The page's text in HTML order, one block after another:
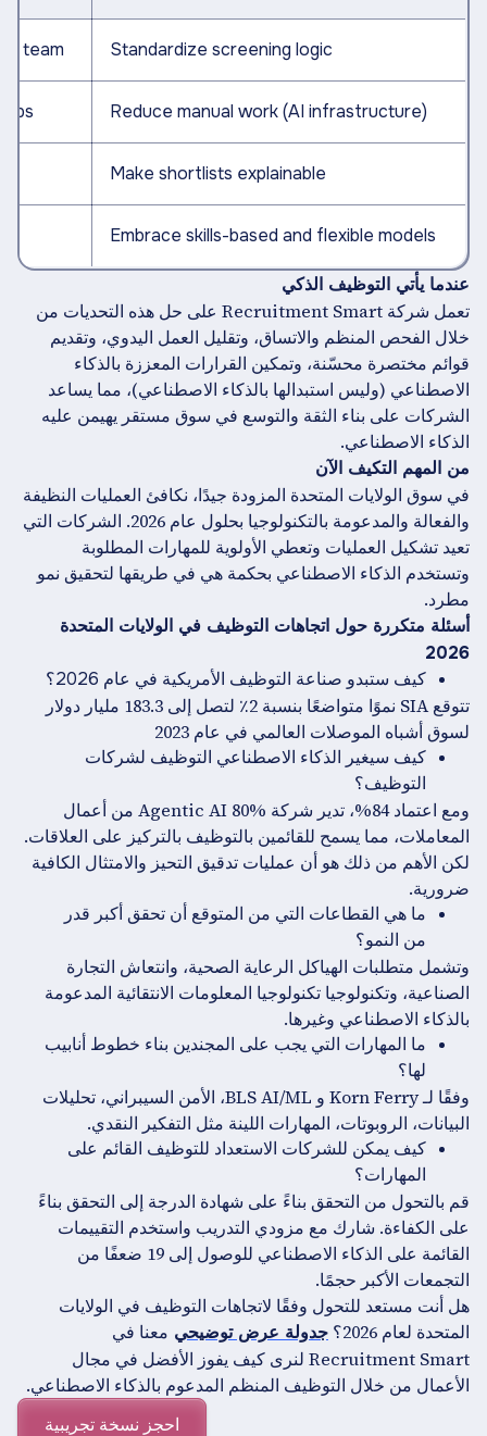
Standardize screening logic
team
Reduce manual work (AI infrastructure)
Make shortlists explainable
Embrace skills-based and flexible models
عندما يأتي التوظيف الذكي
تعمل شركة Recruitment Smart على حل هذه التحديات من
خلال الفحص المنظم والاتساق، وتقليل العمل اليدوي، وتقديم
قوائم مختصرة محسّنة، وتمكين القرارات المعززة بالذكاء
الاصطناعي (وليس استبدالها بالذكاء الاصطناعي)، مما يساعد
الشركات على بناء الثقة والتوسع في سوق مستقر يهيمن عليه
الذكاء الاصطناعي.
من المهم التكيف الآن
في سوق الولايات المتحدة المزودة جيدًا، نكافئ العمليات النظيفة
والفعالة والمدعومة بالتكنولوجيا بحلول عام 2026. الشركات التي
تعيد تشكيل العمليات وتعطي الأولوية للمهارات المطلوبة
وتستخدم الذكاء الاصطناعي بحكمة هي في طريقها لتحقيق نمو
مطرد.
أسئلة متكررة حول اتجاهات التوظيف في الولايات المتحدة
2026
كيف ستبدو صناعة التوظيف الأمريكية في عام 2026؟
تتوقع SIA نموًا متواضعًا بنسبة 2٪ لتصل إلى 183.3 مليار دولار
لسوق أشباه الموصلات العالمي في عام 2023
كيف سيغير الذكاء الاصطناعي التوظيف لشركات
التوظيف؟
ومع اعتماد 84%، تدير شركة Agentic AI 80% من أعمال
المعاملات، مما يسمح للقائمين بالتوظيف بالتركيز على العلاقات.
لكن الأهم من ذلك هو أن عمليات تدقيق التحيز والامتثال الكافية
ضرورية.
ما هي القطاعات التي من المتوقع أن تحقق أكبر قدر
من النمو؟
وتشمل متطلبات الهياكل الرعاية الصحية، وانتعاش التجارة
الصناعية، وتكنولوجيا تكنولوجيا المعلومات الانتقائية المدعومة
بالذكاء الاصطناعي وغيرها.
ما المهارات التي يجب على المجندين بناء خطوط أنابيب
لها؟
وفقًا لـ Korn Ferry و BLS AI/ML، الأمن السيبراني، تحليلات
البيانات، الروبوتات، المهارات اللينة مثل التفكير النقدي.
كيف يمكن للشركات الاستعداد للتوظيف القائم على
المهارات؟
قم بالتحول من التحقق بناءً على شهادة الدرجة إلى التحقق بناءً
على الكفاءة. شارك مع مزودي التدريب واستخدم التقييمات
القائمة على الذكاء الاصطناعي للوصول إلى 19 ضعفًا من
التجمعات الأكبر حجمًا.
هل أنت مستعد للتحول وفقًا لاتجاهات التوظيف في الولايات
المتحدة لعام 2026؟
جدولة عرض توضيحي معنا في
Recruitment Smart لنرى كيف يفوز الأفضل في مجال
الأعمال من خلال التوظيف المنظم المدعوم بالذكاء الاصطناعي.
احجز نسخة تجريبية